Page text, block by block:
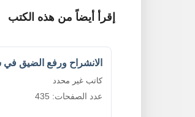
إقرأ أيضاً من هذه الكتب
الانشراح ورفع الضيق في
كاتب غير محدد
عدد الصفحات: 435